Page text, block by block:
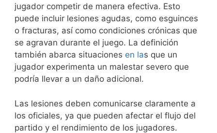
jugador competir de manera efectiva. Esto
puede incluir lesiones agudas, como esguinces
o fracturas, así como condiciones crónicas que
se agravan durante el juego. La definición
también abarca situaciones en las que un
jugador experimenta un malestar severo que
podría llevar a un daño adicional.
Las lesiones deben comunicarse claramente a
los oficiales, ya que pueden afectar el flujo del
partido y el rendimiento de los jugadores.